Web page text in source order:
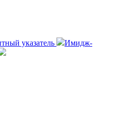
указатель
Имидж-